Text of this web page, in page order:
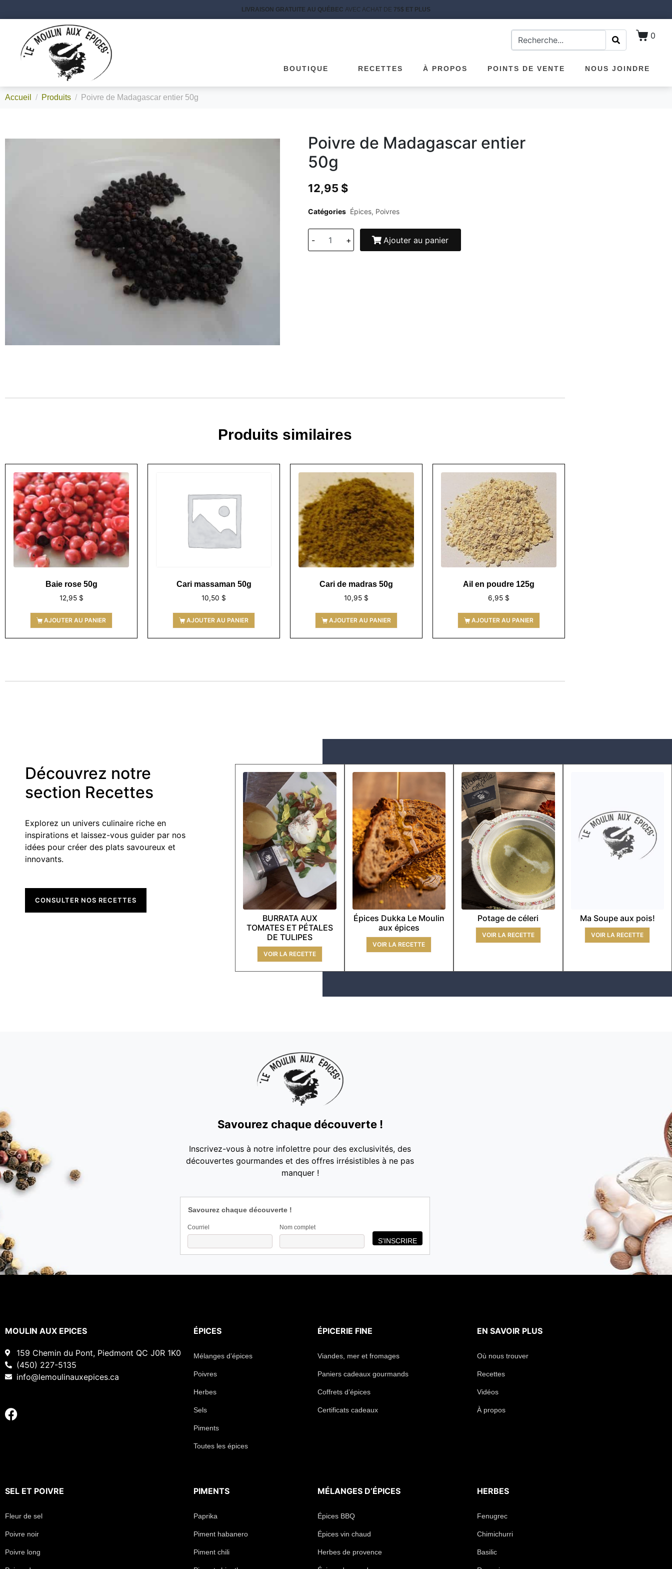
LIVRAISON GRATUITE AU QUÉBEC AVEC ACHAT DE 75$ ET PLUS
0
BOUTIQUE RECETTES À PROPOS POINTS DE VENTE NOUS JOINDRE
Accueil Produits Poivre de Madagascar entier 50g
Poivre de Madagascar entier
50g
12,95 $
Catégories Épices, Poivres
- + Ajouter au panier
Produits similaires
Baie rose 50g
12,95 $
AJOUTER AU PANIER
Cari massaman 50g
10,50 $
AJOUTER AU PANIER
Cari de madras 50g
10,95 $
AJOUTER AU PANIER
Ail en poudre 125g
6,95 $
AJOUTER AU PANIER
Découvrez notre
section Recettes
Explorez un univers culinaire riche en
inspirations et laissez-vous guider par nos
idées pour créer des plats savoureux et
innovants.
CONSULTER NOS RECETTES
BURRATA AUX
TOMATES ET PÉTALES
DE TULIPES
VOIR LA RECETTE
Épices Dukka Le Moulin
aux épices
VOIR LA RECETTE
Potage de céleri
VOIR LA RECETTE
Ma Soupe aux pois!
VOIR LA RECETTE
Savourez chaque découverte !
Inscrivez-vous à notre infolettre pour des exclusivités, des
découvertes gourmandes et des offres irrésistibles à ne pas
manquer !
Savourez chaque découverte !
Courriel Nom complet
MOULIN AUX EPICES
159 Chemin du Pont, Piedmont QC J0R 1K0
(450) 227-5135
info@lemoulinauxepices.ca
ÉPICES
Mélanges d’épices
Poivres
Herbes
Sels
Piments
Toutes les épices
ÉPICERIE FINE
Viandes, mer et fromages
Paniers cadeaux gourmands
Coffrets d’épices
Certificats cadeaux
EN SAVOIR PLUS
Où nous trouver
Recettes
Vidéos
À propos
SEL ET POIVRE
Fleur de sel
Poivre noir
Poivre long
PIMENTS
Paprika
Piment habanero
Piment chili
MÉLANGES D’ÉPICES
Épices BBQ
Épices vin chaud
Herbes de provence
HERBES
Fenugrec
Chimichurri
Basilic